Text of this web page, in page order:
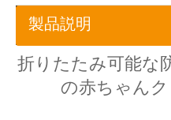
製品説明
折りたたみ可能な
の赤ちゃん